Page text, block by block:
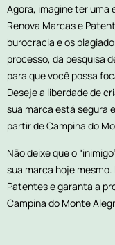
Agora, imagine ter uma
Renova Marcas e
burocracia e os
processo, da pesquisa
para que você possa
Deseje a liberdade de
sua marca está segura
partir de Campina do
Não deixe que o
sua marca hoje
Patentes e garanta a
Campina do Monte